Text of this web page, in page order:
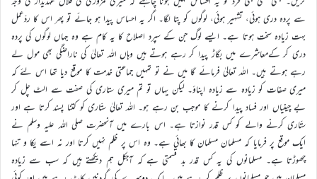
سے پردہ دری ہوئی، تشہیر ہوئی، لوگوں کو پتا لگا۔ اگر یہ احساس پیدا ہو جائے تو پھر اس کا ردّعمل
بہت زیادہ سخت ہوتا ہے۔ ایسے لوگ جن کے سپرد اصلاح کا یہ کام ہے وہ جہاں لوگوں کی پردہ
دری کر کےمعاشرے میں بگاڑ پیدا کر رہے ہوتے ہیں وہاں اللہ تعالیٰ کی ناراضگی بھی مول لے
رہے ہوتے ہیں۔ اللہ تعالیٰ فرمائے گا میں نے تو تمہیں جماعتی خدمت کا موقع دیا تھا اس لئے کہ
میری صفات کو زیادہ سے زیادہ اپناؤ۔ لیکن یہاں تو تم میری ستاری کی صفت سے الٹ چل کر
بے چینیاں اور فساد پیدا کرنے کا موجب بن رہے ہو۔ اللہ تعالیٰ ستّاری کو کتنا پسند کرتا ہے اور
ستّاری کرنے والے کو کس قدر نوازتا ہے۔ اس بارے میں آنحضرت صلی اللہ علیہ وسلم نے
ایک موقع پر فرمایا کہ مسلمان مسلمان کا بھائی ہے۔ وہ اس پر ظلم نہیں کرتا اور نہ اسے یکا و تنہا
چھوڑتا ہے۔ مسلمانوں کی یہ کس قدر بد قسمتی ہے کہ آجکل ہم دیکھتے ہیں کہ سب سے زیادہ